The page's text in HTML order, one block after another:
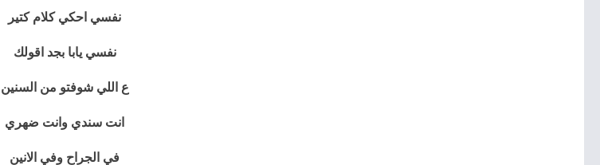
نفسي احكي كلام كتير
نفسي يابا بجد اقولك
ع اللي شوفتو من السنين
انت سندي وانت ضهري
في الجراح وفي الانين